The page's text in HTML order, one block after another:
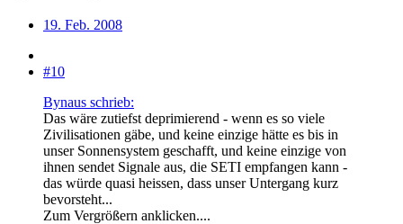
19. Feb. 2008
#10
Bynaus schrieb:
Das wäre zutiefst deprimierend - wenn es so viele
Zivilisationen gäbe, und keine einzige hätte es bis in
unser Sonnensystem geschafft, und keine einzige von
ihnen sendet Signale aus, die SETI empfangen kann -
das würde quasi heissen, dass unser Untergang kurz
bevorsteht...
Zum Vergrößern anklicken....